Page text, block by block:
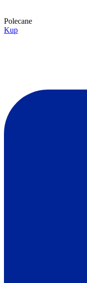
Polecane
Kup